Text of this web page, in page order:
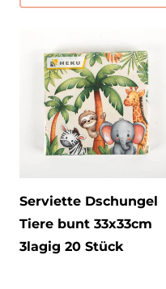
Serviette Dschungel
Tiere bunt 33x33cm
3lagig 20 Stück